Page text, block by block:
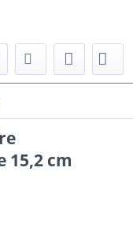
15,2 cm